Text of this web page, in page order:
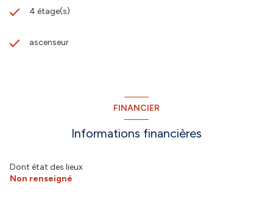
4 étage(s)
ascenseur
FINANCIER
Informations financières
Dont état des lieux
Non renseigné